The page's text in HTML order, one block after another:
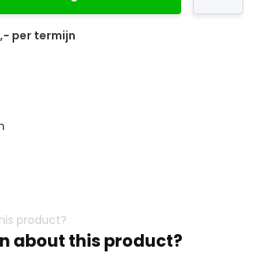
per termijn
about this product?